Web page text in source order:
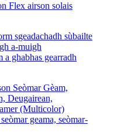
Flex airson solais
a ghabhas gearradh
geama, seòmar-